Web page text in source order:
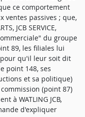
ce comportement
ventes passives ; que,
JCB SERVICE,
du groupe
89, les filiales lui
qu'il leur soit dit
point 148, ses
et sa politique)
(point 87)
à WATLING JCB,
d'expliquer